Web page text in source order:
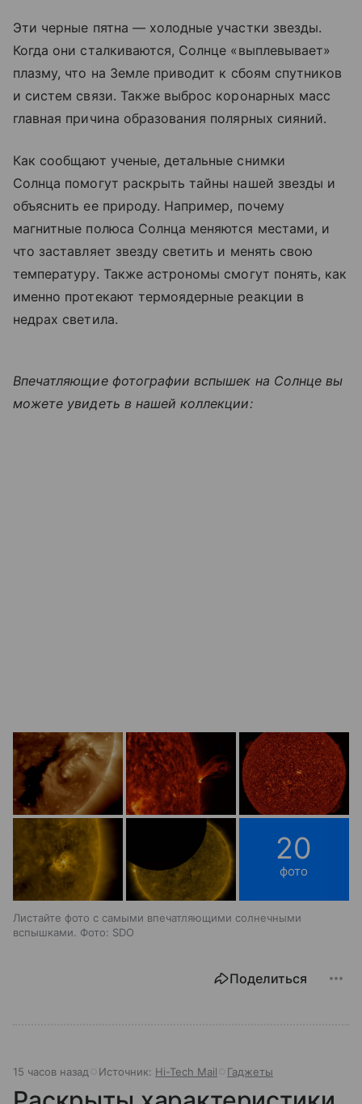
Эти черные пятна — холодные участки звезды.
Когда они сталкиваются, Солнце «выплевывает»
плазму, что на Земле приводит к сбоям спутников
и систем связи. Также выброс коронарных масс
главная причина образования полярных сияний.
Как сообщают ученые, детальные снимки
Солнца помогут раскрыть тайны нашей звезды и
объяснить ее природу. Например, почему
магнитные полюса Солнца меняются местами, и
что заставляет звезду светить и менять свою
температуру. Также астрономы смогут понять, как
именно протекают термоядерные реакции в
недрах светила.
Впечатляющие фотографии вспышек на Солнце вы
можете увидеть в нашей коллекции:
20
фото
Листайте фото с самыми впечатляющими солнечными
вспышками. Фото: SDO
Поделиться
15 часов назад Источник: Hi-Tech Mail Гаджеты